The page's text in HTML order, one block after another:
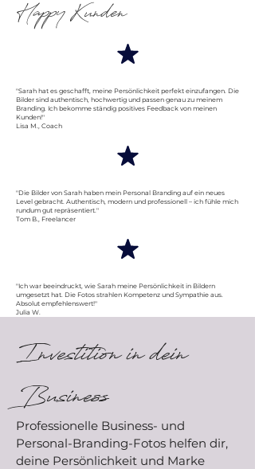
Happy Kunden
"Sarah hat es geschafft, meine Persönlichkeit perfekt einzufangen. Die
Bilder sind authentisch, hochwertig und passen genau zu meinem
Branding. Ich bekomme ständig positives Feedback von meinen
Kunden!"
Lisa M., Coach
"Die Bilder von Sarah haben mein Personal Branding auf ein neues
Level gebracht. Authentisch, modern und professionell – ich fühle mich
rundum gut repräsentiert."
Tom B., Freelancer
"Ich war beeindruckt, wie Sarah meine Persönlichkeit in Bildern
umgesetzt hat. Die Fotos strahlen Kompetenz und Sympathie aus.
Absolut empfehlenswert!"
Julia W.
Investition in dein
Business
Professionelle Business- und
Personal-Branding-Fotos helfen dir,
deine Persönlichkeit und Marke